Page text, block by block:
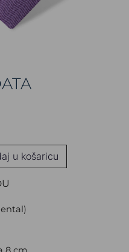
u košaricu